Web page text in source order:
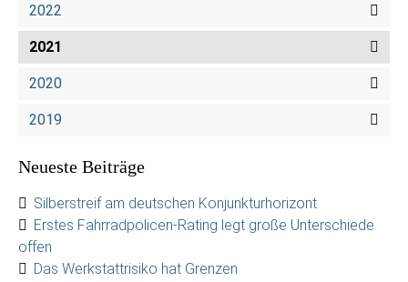
2022
2021
2020
2019
Neueste Beiträge
Silberstreif am deutschen Konjunkturhorizont
Erstes Fahrradpolicen-Rating legt große Unterschiede
offen
Das Werkstattrisiko hat Grenzen